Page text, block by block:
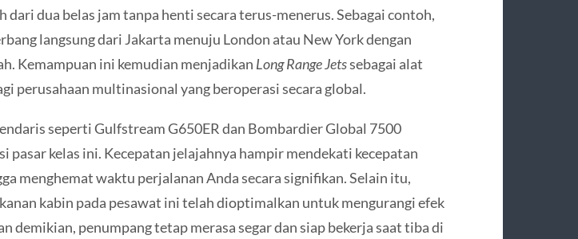
dari dua belas jam tanpa henti secara terus-menerus. Sebagai contoh,
langsung dari Jakarta menuju London atau New York dengan
Kemampuan ini kemudian menjadikan Long Range Jetssebagai alat
perusahaan multinasional yang beroperasi secara global.
seperti Gulfstream G650ER dan Bombardier Global 7500
pasar kelas ini. Kecepatan jelajahnya hampir mendekati kecepatan
menghemat waktu perjalanan Anda secara signifikan. Selain itu,
kabin pada pesawat ini telah dioptimalkan untuk mengurangi efek
demikian, penumpang tetap merasa segar dan siap bekerja saat tiba di